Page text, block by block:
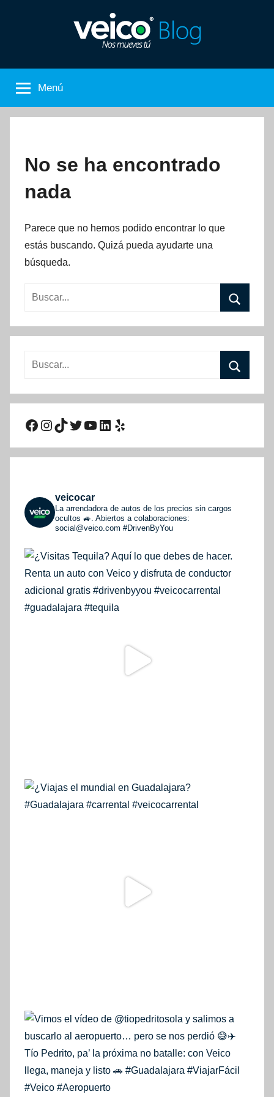
Nos
Mueves
de
Veico
Car
Menú
No se ha encontrado
nada
Parece que no hemos podido encontrar lo que
estás buscando. Quizá pueda ayudarte una
búsqueda.
Buscar:
Buscar:
Facebook
Instagram
TikTok
Twitter
YouTube
LinkedIn
Yelp
veicocar
La arrendadora de autos de los precios sin cargos
ocultos 🚙. Abiertos a colaboraciones:
social@veico.com #DrivenByYou